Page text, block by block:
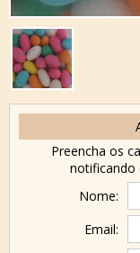
Preencha os
notificando
Nome:
Email: